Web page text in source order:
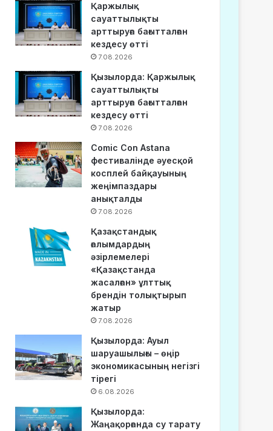
Қаржылық
сауаттылықты
арттыруға бағытталған
кездесу өтті
7.08.2026
Қызылорда: Қаржылық
сауаттылықты
арттыруға бағытталған
кездесу өтті
7.08.2026
Comic Con Astana
фестивалінде әуесқой
косплей байқауының
жеңімпаздары
анықталды
7.08.2026
Қазақстандық
ғалымдардың
әзірлемелері
«Қазақстанда
жасалған» ұлттық
брендін толықтырып
жатыр
7.08.2026
Қызылорда: Ауыл
шаруашылығы – өңір
экономикасының негізгі
тірегі
6.08.2026
Қызылорда:
Жаңақорғанда су тарату